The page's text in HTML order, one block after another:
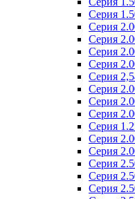
Серия
Серия
Серия
Серия
Серия
Серия
Серия
Серия
Серия
Серия
Серия
Серия
Серия
Серия
Серия